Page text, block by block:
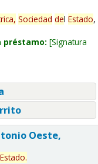
Sociedad del Estado,
préstamo: Signatura
Oeste,
Estado.